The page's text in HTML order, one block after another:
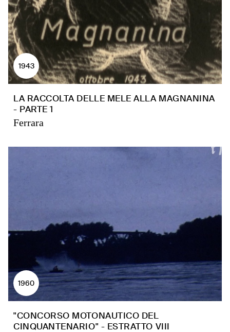
1943
LA RACCOLTA DELLE MELE ALLA MAGNANINA
- PARTE 1
Ferrara
1960
"CONCORSO MOTONAUTICO DEL
CINQUANTENARIO" - ESTRATTO VIII